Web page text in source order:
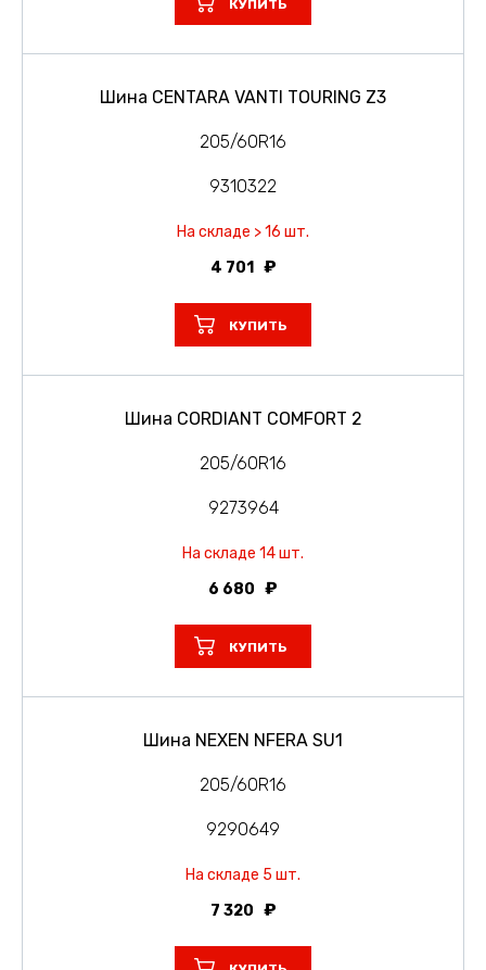
КУПИТЬ
Шина CENTARA VANTI TOURING Z3
205/60R16
9310322
На складе > 16 шт.
4 701
КУПИТЬ
Шина CORDIANT COMFORT 2
205/60R16
9273964
На складе 14 шт.
6 680
КУПИТЬ
Шина NEXEN NFERA SU1
205/60R16
9290649
На складе 5 шт.
7 320